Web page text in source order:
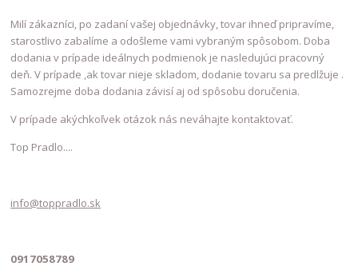
Milí zákazníci, po zadaní vašej objednávky, tovar ihneď pripravíme,
starostlivo zabalíme a odošleme vami vybraným spôsobom. Doba
dodania v prípade ideálnych podmienok je nasledujúci pracovný
deň. V prípade ,ak tovar nieje skladom, dodanie tovaru sa predlžuje .
Samozrejme doba dodania závisí aj od spôsobu doručenia.
V prípade akýchkoľvek otázok nás neváhajte kontaktovať.
Top Pradlo....
info@toppradlo.sk
0917058789